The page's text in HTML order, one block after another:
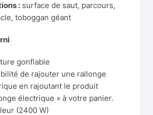
: surface de saut, parcours,
toboggan géant
gonflable
de rajouter une rallonge
en rajoutant le produit
électrique » à votre panier.
(2400 W)